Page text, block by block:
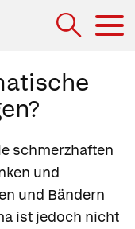
schmerzhaften
und
und Bändern
ist jedoch nicht